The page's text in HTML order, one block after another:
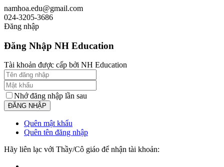
namhoa.edu@gmail.com
024-3205-3686
Đăng nhập
Đăng Nhập NH Education
Tài khoản được cấp bởi NH Education
Nhớ đăng nhập lần sau
Quên mật khẩu
Quên tên đăng nhập
Hãy liên lạc với Thầy/Cô giáo để nhận tài khoản: